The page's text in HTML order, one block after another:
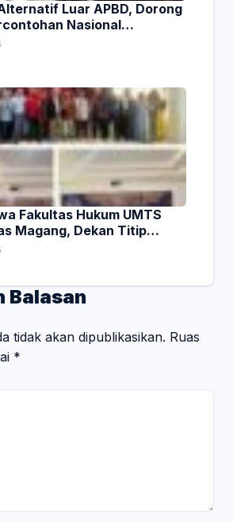
Luar APBD, Dorong
Nasional
Fakultas Hukum UMTS
Magang, Dekan Titip
Penting
Balasan
tidak akan dipublikasikan. Ruas
*